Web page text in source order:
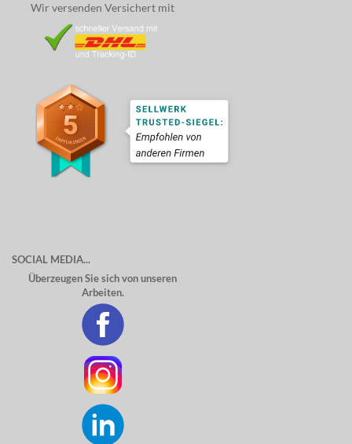
Wir versenden Versichert mit
SOCIAL MEDIA...
Überzeugen Sie sich von unseren
Arbeiten.